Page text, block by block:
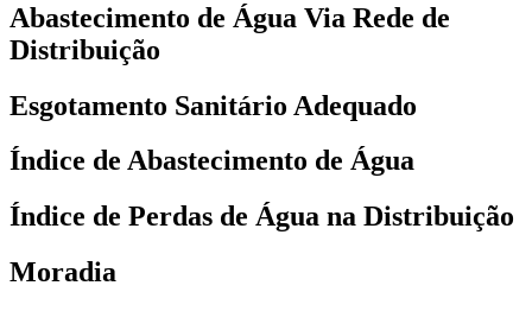
Abastecimento de Água Via Rede de
Distribuição
Esgotamento Sanitário Adequado
Índice de Abastecimento de Água
Índice de Perdas de Água na Distribuição
Moradia